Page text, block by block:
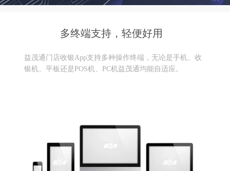
多终端支持，轻便好用
益茂通门店收银App支持多种操作终端，无论是手机、收
银机、平板还是POS机、PC机益茂通均能自适应。